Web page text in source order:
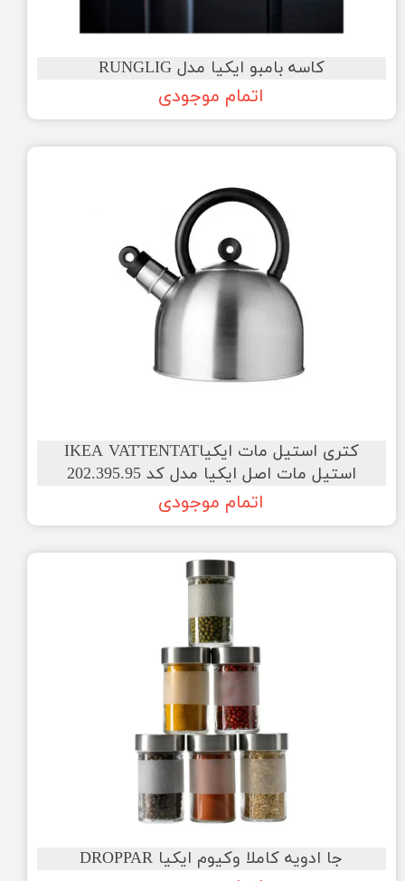
کاسه بامبو ایکیا مدل RUNGLIG
اتمام موجودی
کتری استیل مات ایکیاIKEA VATTENTAT
استیل مات اصل ایکیا مدل کد 202.395.95
اتمام موجودی
جا ادویه کاملا وکیوم ایکیا DROPPAR